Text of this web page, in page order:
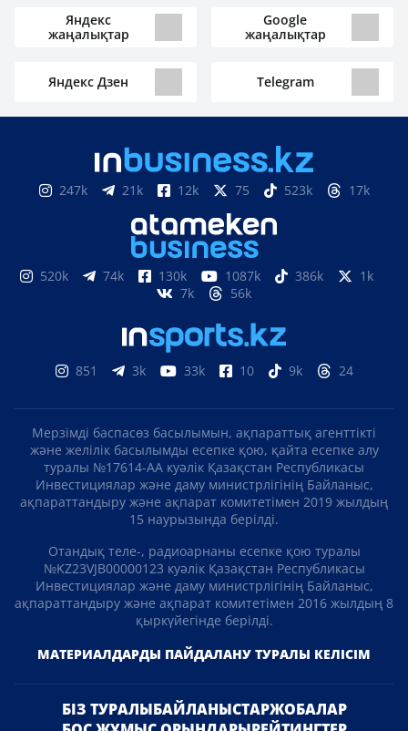
Яндекс
жаңалықтар
Google
жаңалықтар
Яндекс Дзен Telegram
247k 21k 12k 75 523k 17k
520k 74k 130k 1087k 386k
1k
7k
56k
851 3k 33k 10 9k 24
Мерзімді баспасөз басылымын, ақпараттық агенттікті
және желілік басылымды есепке қою, қайта есепке алу
туралы №17614-АА куәлік Қазақстан Республикасы
Инвестициялар және даму министрлігінің Байланыс,
ақпараттандыру және ақпарат комитетімен 2019 жылдың
15 наурызында берілді.
Отандық теле-, радиоарнаны есепке қою туралы
№KZ23VJB00000123 куәлік Қазақстан Республикасы
Инвестициялар және даму министрлігінің Байланыс,
ақпараттандыру және ақпарат комитетімен 2016 жылдың 8
қыркүйегінде берілді.
МАТЕРИАЛДАРДЫ ПАЙДАЛАНУ ТУРАЛЫ КЕЛІСІМ
БІЗ ТУРАЛЫБАЙЛАНЫСТАРЖОБАЛАР